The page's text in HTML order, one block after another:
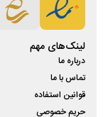
لینک‌های مهم
درباره ما
تماس با ما
قوانین استفاده
حریم خصوصی